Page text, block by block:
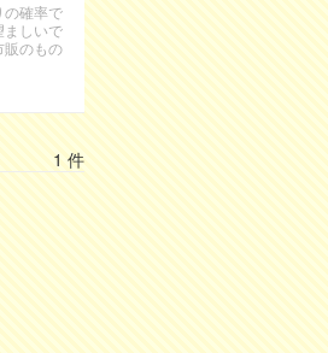
の確率で
ましいで
のもの
1 件